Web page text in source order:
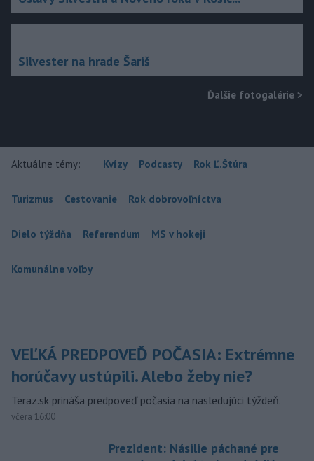
Silvester na hrade Šariš
Ďalšie fotogalérie >
Aktuálne témy: Kvízy Podcasty Rok Ľ.Štúra
Turizmus Cestovanie Rok dobrovoľníctva
Dielo týždňa Referendum MS v hokeji
Komunálne voľby
VEĽKÁ PREDPOVEĎ POČASIA: Extrémne
horúčavy ustúpili. Alebo žeby nie?
Teraz.sk prináša predpoveď počasia na nasledujúci týždeň.
včera 16:00
Prezident: Násilie páchané pre